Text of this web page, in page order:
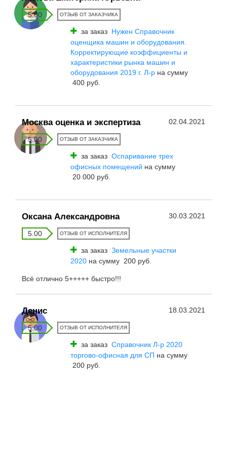
5.00 ОТЗЫВ ОТ ЗАКАЗЧИКА
за заказ Нужен Справочник
оценщика машин и оборудования.
Корректирующие коэффициенты и
характеристики рынка машин и
оборудования 2019 г. Л-р на сумму
400 руб.
Москва оценка и экспертиза 02.04.2021
5.00 ОТЗЫВ ОТ ЗАКАЗЧИКА
за заказ Оспаривание трех
офисных помещений на сумму
20 000 руб.
Оксана Александровна 30.03.2021
5.00 ОТЗЫВ ОТ ИСПОЛНИТЕЛЯ
за заказ Земельные участки
2020 на сумму 200 руб.
Всё отлично 5+++++ быстро!!!
Денис 18.03.2021
5.00 ОТЗЫВ ОТ ИСПОЛНИТЕЛЯ
за заказ Справочник Л-р 2020
торгово-офисная для СП на сумму
200 руб.